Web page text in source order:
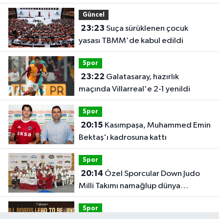
yeri kullanılamaz hale geldi
Güncel
23:23
yasası TBMM'de kabul edildi
Spor
23:22
maçında Villarreal'e 2-1 yenildi
Spor
20:15
Bektaş'ı kadrosuna kattı
Spor
20:14
Milli Takımı namağlup dünya
şampiyonu
Spor